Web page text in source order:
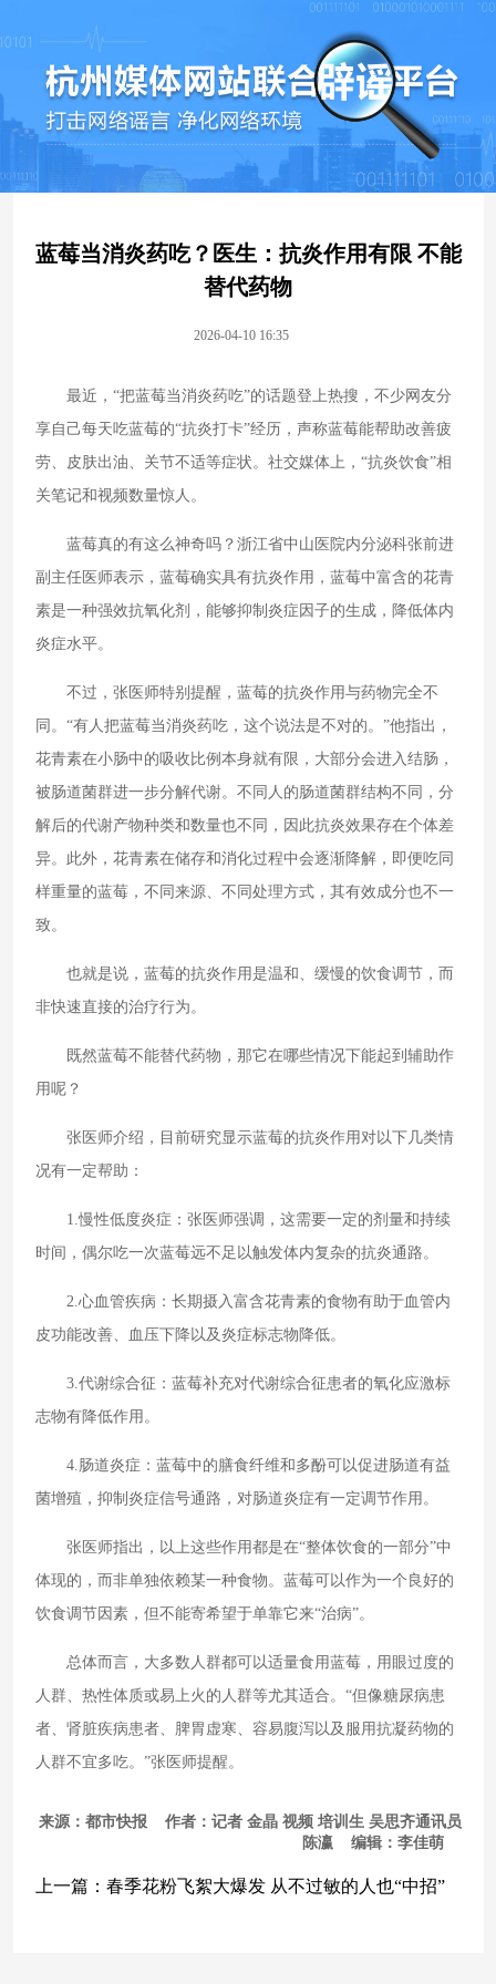
蓝莓当消炎药吃？医生：抗炎作用有限 不能
替代药物
2026-04-10 16:35
最近，“把蓝莓当消炎药吃”的话题登上热搜，不少网友分
享自己每天吃蓝莓的“抗炎打卡”经历，声称蓝莓能帮助改善疲
劳、皮肤出油、关节不适等症状。社交媒体上，“抗炎饮食”相
关笔记和视频数量惊人。
蓝莓真的有这么神奇吗？浙江省中山医院内分泌科张前进
副主任医师表示，蓝莓确实具有抗炎作用，蓝莓中富含的花青
素是一种强效抗氧化剂，能够抑制炎症因子的生成，降低体内
炎症水平。
不过，张医师特别提醒，蓝莓的抗炎作用与药物完全不
同。“有人把蓝莓当消炎药吃，这个说法是不对的。”他指出，
花青素在小肠中的吸收比例本身就有限，大部分会进入结肠，
被肠道菌群进一步分解代谢。不同人的肠道菌群结构不同，分
解后的代谢产物种类和数量也不同，因此抗炎效果存在个体差
异。此外，花青素在储存和消化过程中会逐渐降解，即便吃同
样重量的蓝莓，不同来源、不同处理方式，其有效成分也不一
致。
也就是说，蓝莓的抗炎作用是温和、缓慢的饮食调节，而
非快速直接的治疗行为。
既然蓝莓不能替代药物，那它在哪些情况下能起到辅助作
用呢？
张医师介绍，目前研究显示蓝莓的抗炎作用对以下几类情
况有一定帮助：
1.慢性低度炎症：张医师强调，这需要一定的剂量和持续
时间，偶尔吃一次蓝莓远不足以触发体内复杂的抗炎通路。
2.心血管疾病：长期摄入富含花青素的食物有助于血管内
皮功能改善、血压下降以及炎症标志物降低。
3.代谢综合征：蓝莓补充对代谢综合征患者的氧化应激标
志物有降低作用。
4.肠道炎症：蓝莓中的膳食纤维和多酚可以促进肠道有益
菌增殖，抑制炎症信号通路，对肠道炎症有一定调节作用。
张医师指出，以上这些作用都是在“整体饮食的一部分”中
体现的，而非单独依赖某一种食物。蓝莓可以作为一个良好的
饮食调节因素，但不能寄希望于单靠它来“治病”。
总体而言，大多数人群都可以适量食用蓝莓，用眼过度的
人群、热性体质或易上火的人群等尤其适合。“但像糖尿病患
者、肾脏疾病患者、脾胃虚寒、容易腹泻以及服用抗凝药物的
人群不宜多吃。”张医师提醒。
来源：都市快报 作者：记者 金晶 视频 培训生 吴思齐通讯员
陈瀛 编辑：李佳萌
上一篇： 春季花粉飞絮大爆发 从不过敏的人也“中招”